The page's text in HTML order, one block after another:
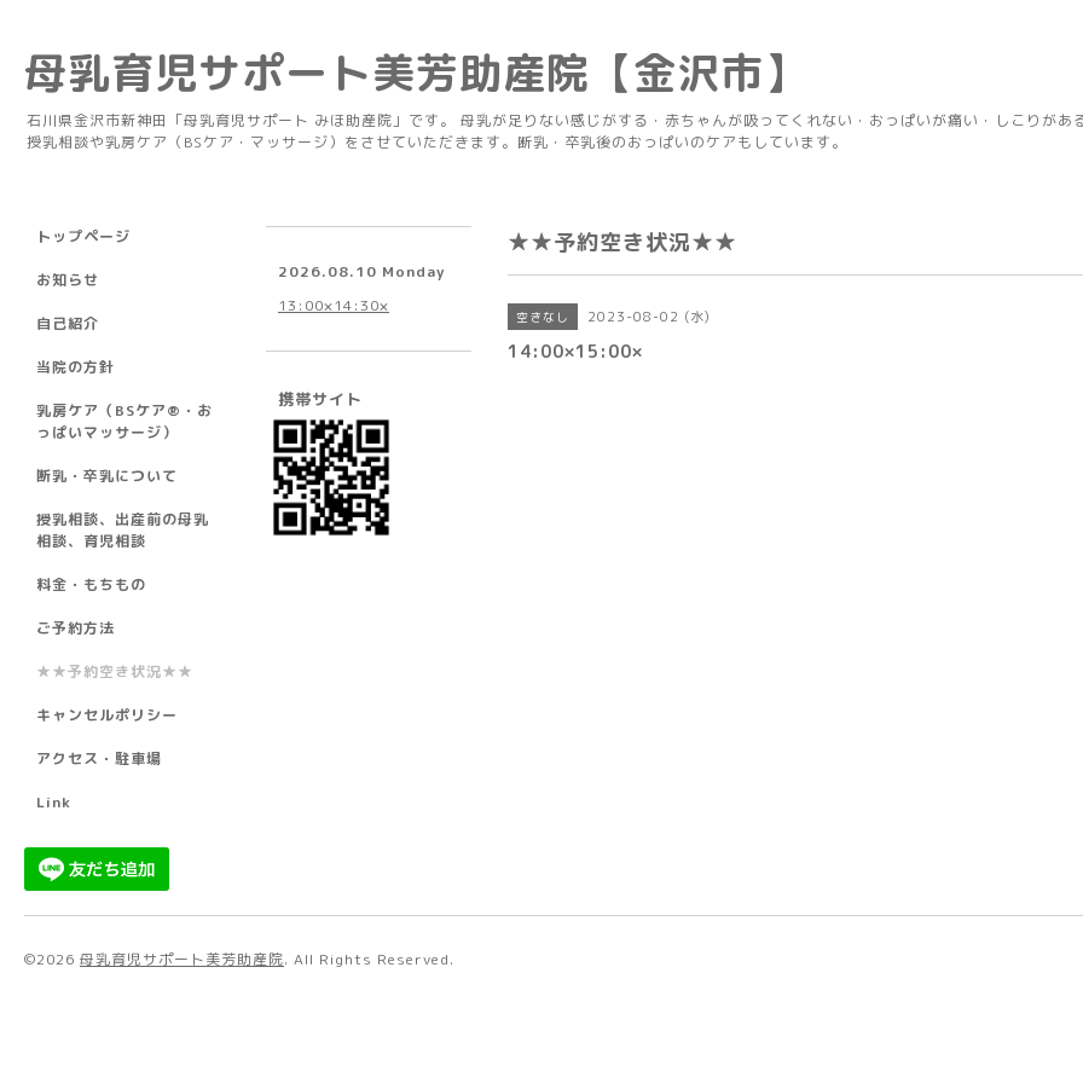
母乳育児サポート美芳助産院【金沢市】
石川県金沢市新神田「母乳育児サポート みほ助産院」です。 母乳が足りない感じがする・赤ちゃんが吸ってくれない・おっぱいが痛い・しこりがあ
授乳相談や乳房ケア（BSケア・マッサージ）をさせていただきます。断乳・卒乳後のおっぱいのケアもしています。
★★予約空き状況★★
空きなし 2023-08-02 (水)
14:00×15:00×
トップページ
お知らせ
自己紹介
当院の方針
乳房ケア（BSケア®︎・お
っぱいマッサージ）
断乳・卒乳について
授乳相談、出産前の母乳
相談、育児相談
料金・もちもの
ご予約方法
★★予約空き状況★★
キャンセルポリシー
アクセス・駐車場
Link
2026.08.10 Monday
13:00×14:30×
携帯サイト
©2026 母乳育児サポート美芳助産院. All Rights Reserved.